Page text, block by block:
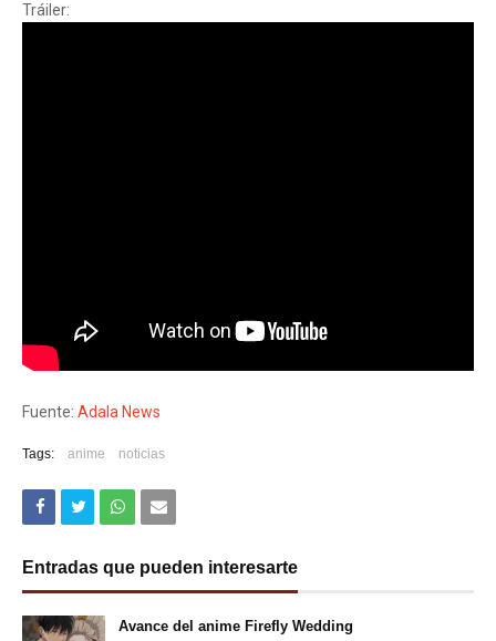
Tráiler:
Fuente: Adala News
Tags: anime noticias
Entradas que pueden interesarte
Avance del anime Firefly Wedding